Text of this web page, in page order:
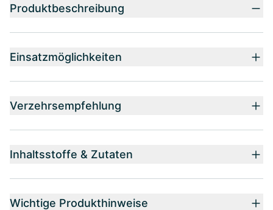
Produktbeschreibung
Einsatzmöglichkeiten
Verzehrsempfehlung
Inhaltsstoffe & Zutaten
Wichtige Produkthinweise